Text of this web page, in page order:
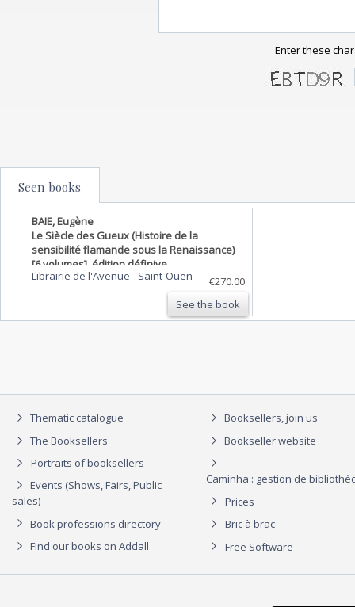
Enter these
Seen books
BAIE, Eugène
Le Siècle des Gueux (Histoire de la
sensibilité flamande sous la Renaissance)
[6 volumes]. édition définive
Librairie de l'Avenue - Saint-Ouen
€270.00
See the book
Thematic catalogue
The Booksellers
Portraits of booksellers
Events (Shows, Fairs, Public
sales)
Book professions directory
Find our books on Addall
Booksellers, join us
Bookseller website
Caminha : gestion de
Prices
Bric à brac
Free Software